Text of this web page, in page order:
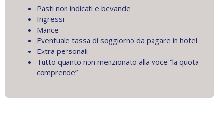
Pasti non indicati e bevande
Ingressi
Mance
Eventuale tassa di soggiorno da pagare in hotel
Extra personali
Tutto quanto non menzionato alla voce “la quota
comprende”